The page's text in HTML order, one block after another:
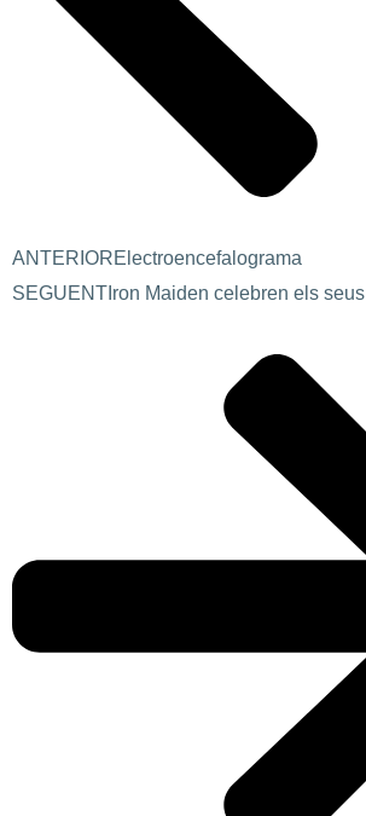
ANTERIORElectroencefalograma
SEGUENT Iron Maiden celebren els